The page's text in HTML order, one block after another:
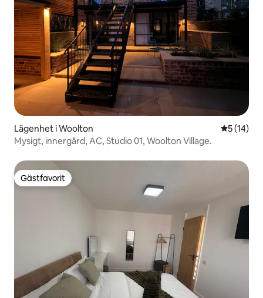
Lägenhet i Woolton 5 av 5 i
5 (14)
Mysigt, innergård, AC, Studio 01, Woolton Village.
Gästfavorit
Gästfavorit